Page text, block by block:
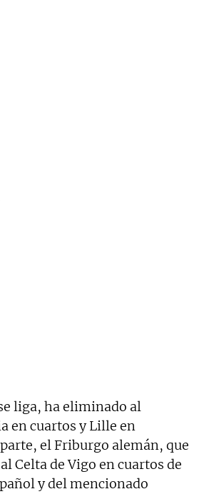
liga, ha eliminado al
en cuartos y Lille en
el Friburgo alemán, que
Celta de Vigo en cuartos de
y del mencionado